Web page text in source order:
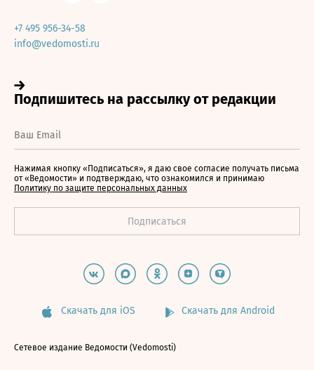
+7 495 956-34-58
info@vedomosti.ru
Нажимая кнопку «Подписаться», я даю свое согласие получать письма
от «Ведомости» и подтверждаю, что ознакомился и принимаю
Политику по защите персональных данных
Скачать для iOS Скачать для Android
Сетевое издание Ведомости (Vedomosti)